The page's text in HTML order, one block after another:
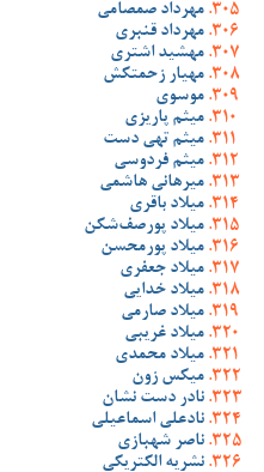
مهرداد صمصامی
مهرداد قنبری
مهشید اشتری
مهیار زحمتکش
موسوی
میثم پاریزی
میثم تهی دست
میثم فردوسی
میرهانی هاشمی
میلاد باقری
میلاد پورصف‌شکن
میلاد پورمحسن
میلاد جعفری
میلاد خدایی
میلاد صارمی
میلاد غریبی
میلاد محمدی
میکس زون
نادر دست نشان
نادعلی اسماعیلی
ناصر شهبازی
نشریه الکتریکی